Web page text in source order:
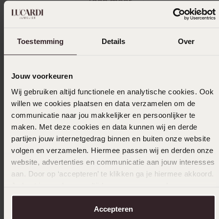
Toestemming Details Over
Jouw voorkeuren
Wij gebruiken altijd functionele en analytische cookies. Ook
willen we cookies plaatsen en data verzamelen om de
communicatie naar jou makkelijker en persoonlijker te
maken. Met deze cookies en data kunnen wij en derde
partijen jouw internetgedrag binnen en buiten onze website
volgen en verzamelen. Hiermee passen wij en derden onze
website, advertenties en communicatie aan jouw interesses
aan. Door op ‘accepteren’ te klikken ga je hiermee akkoord.
over in onscookiebeleid.
Accepteren
Ook leuk voor jou